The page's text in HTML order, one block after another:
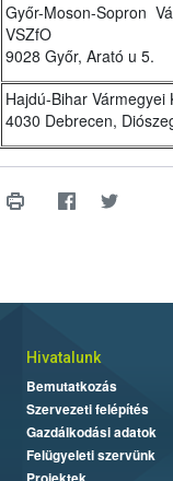
Győr-Moson-Sopron
VSZfO
9028 Győr, Arató u 5.
Hajdú-Bihar
4030 Debrecen,
Hivatalunk
Bemutatkozás
Szervezeti felépítés
Gazdálkodási adatok
Felügyeleti szervünk